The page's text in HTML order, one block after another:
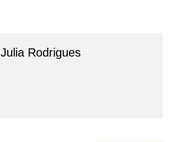
Julia Rodrigues